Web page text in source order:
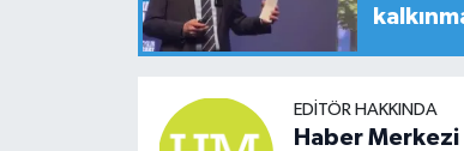
EDITÖR HAKKINDA
Haber Merkezi